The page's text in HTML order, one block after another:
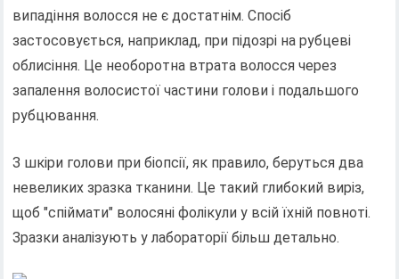
випадіння волосся не є достатнім. Спосіб
застосовується, наприклад, при підозрі на рубцеві
облисіння. Це необоротна втрата волосся через
запалення волосистої частини голови і подальшого
рубцювання.
З шкіри голови при біопсії, як правило, беруться два
невеликих зразка тканини. Це такий глибокий виріз,
щоб "спіймати" волосяні фолікули у всій їхній повноті.
Зразки аналізують у лабораторії більш детально.